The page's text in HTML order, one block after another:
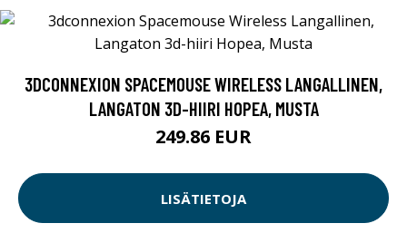
3DCONNEXION SPACEMOUSE WIRELESS LANGALLINEN,
LANGATON 3D-HIIRI HOPEA, MUSTA
249.86 EUR
LISÄTIETOJA